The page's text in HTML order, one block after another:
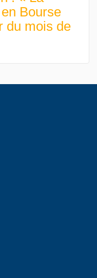
Bourse
du mois de